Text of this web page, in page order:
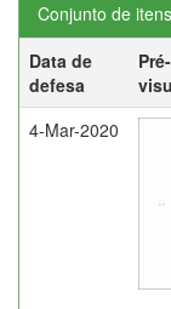
Conjunto de
Data de
defesa
Pré-
4-Mar-2020